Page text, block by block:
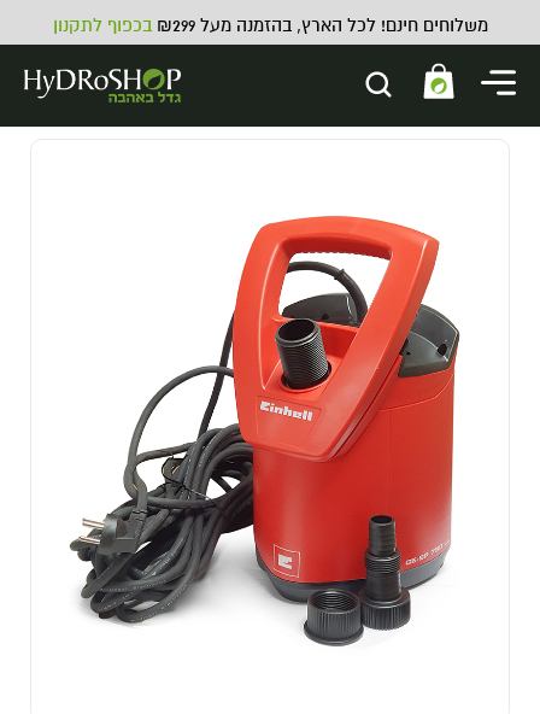
משלוחים חינם! לכל הארץ, בהזמנה מעל ₪299 בכפוף לתקנון